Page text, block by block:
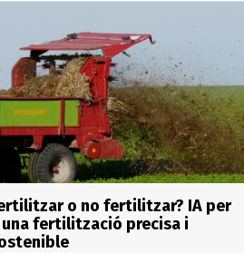
o no fertilitzar? IA per
fertilització precisa i